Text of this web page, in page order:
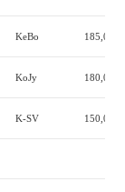
KeBo 185,0
KoJy 180,0
K-SV 150,0